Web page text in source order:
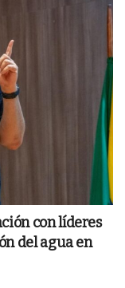
con líderes
del agua en